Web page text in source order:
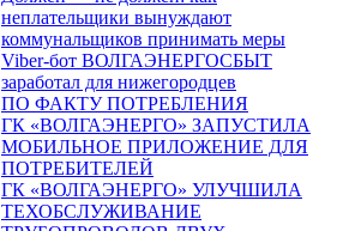
неплательщики вынуждают
коммунальщиков принимать меры
Viber-бот ВОЛГАЭНЕРГОСБЫТ
заработал для нижегородцев
ПО ФАКТУ ПОТРЕБЛЕНИЯ
ГК «ВОЛГАЭНЕРГО» ЗАПУСТИЛА
МОБИЛЬНОЕ ПРИЛОЖЕНИЕ ДЛЯ
ПОТРЕБИТЕЛЕЙ
ГК «ВОЛГАЭНЕРГО» УЛУЧШИЛА
ТЕХОБСЛУЖИВАНИЕ